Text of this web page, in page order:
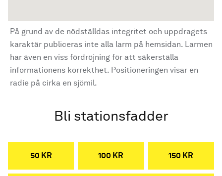
På grund av de nödställdas integritet och uppdragets
karaktär publiceras inte alla larm på hemsidan. Larmen
har även en viss fördröjning för att säkerställa
informationens korrekthet. Positioneringen visar en
radie på cirka en sjömil.
Bli stationsfadder
50 KR 100 KR 150 KR